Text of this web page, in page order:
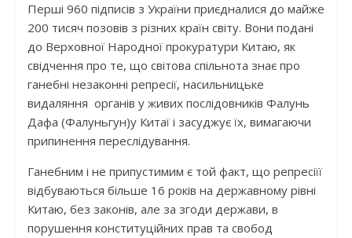
Перші 960 підписів з України приєдналися до майже
200 тисяч позовів з різних країн світу. Вони подані
до Верховної Народної прокуратури Китаю, як
свідчення про те, що світова спільнота знає про
ганебні незаконні репресії, насильницьке
видаляння органів у живих послідовників Фалунь
Дафа (Фалуньгун)у Китаї і засуджує їх, вимагаючи
припинення переслідування.
Ганебним і не припустимим є той факт, що репресіїї
відбуваються більше 16 років на державному рівні
Китаю, без законів, але за згоди держави, в
порушення конституційних прав та свобод